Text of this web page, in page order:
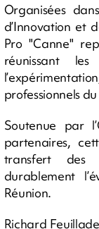
Organisées
d’Innovation et
Pro "Canne"
réunissant
professionnels
Soutenue par
partenaires,
transfert des
durablement
Réunion.
Richard